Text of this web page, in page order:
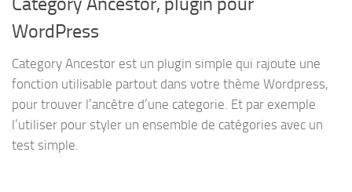
WordPress
Category Ancestor est un plugin simple qui rajoute une
fonction utilisable partout dans votre thème Wordpress,
pour trouver l’ancêtre d’une categorie. Et par exemple
l’utiliser pour styler un ensemble de catégories avec un
test simple.